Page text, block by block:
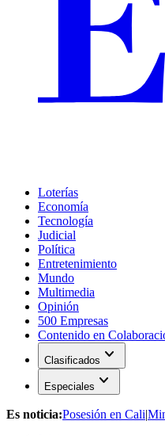
Loterías
Economía
Tecnología
Judicial
Política
Entretenimiento
Mundo
Multimedia
Opinión
500 Empresas
Contenido en
Clasificados expand_more
Especiales expand_more
Es noticia:Posesión en Cali|